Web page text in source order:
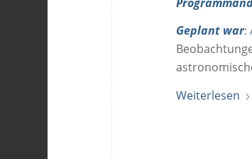
Geplant war:
Weiterlesen